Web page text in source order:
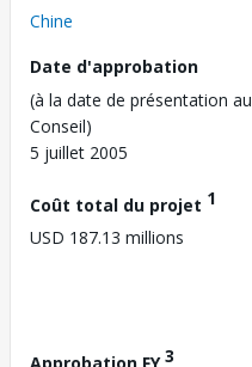
Chine
Date d'approbation
(à la date de présentation au
Conseil)
5 juillet 2005
Coût total du projet 1
USD 187.13 millions
Approbation FY3